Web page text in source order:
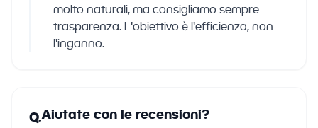
molto naturali, ma consigliamo sempre
trasparenza. L'obiettivo è l'efficienza, non
l'inganno.
Q.Aiutate con le recensioni?